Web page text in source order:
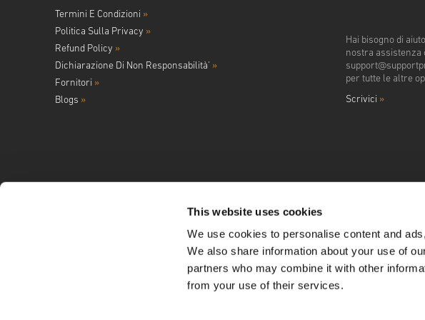
This website uses cookies
We use cookies to personalise content and
We also share information about your use of
partners who may combine it with other
from your use of their services.
Termini E Condizioni »
Politica Sulla Privacy »
Refund Policy »
Dichiarazione Di Non Responsabilità' »
Fornitori »
Blogs »
Hai bisogno di
nostra assistenza
per tutte le altre
Scrivici »